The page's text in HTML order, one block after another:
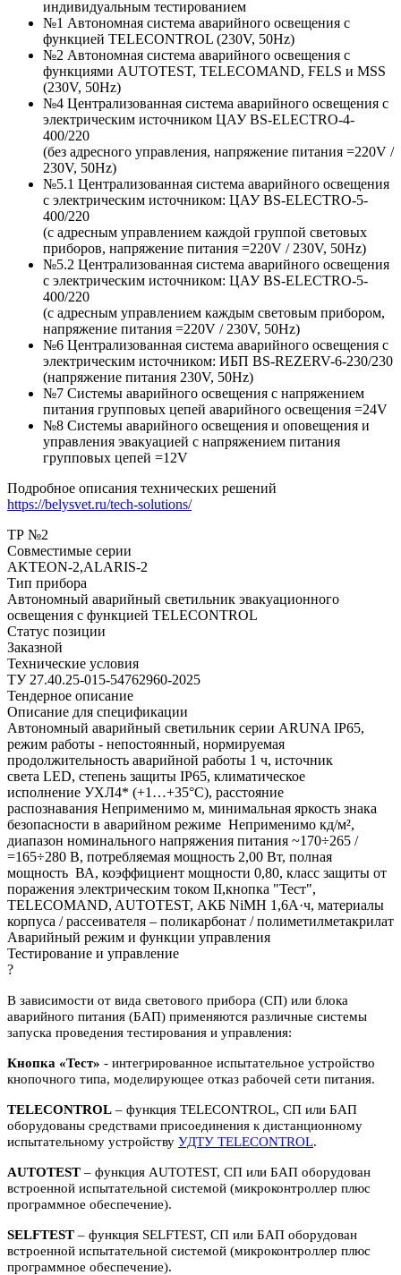
индивидуальным тестированием
№1 Автономная система аварийного освещения с
функцией TELECONTROL (230V, 50Hz)
№2 Автономная система аварийного освещения с
функциями AUTOTEST, TELECOMAND, FELS и MSS
(230V, 50Hz)
№4 Централизованная система аварийного освещения с
электрическим источником ЦАУ BS-ELECTRO-4-
400/220
(без адресного управления, напряжение питания =220V /
230V, 50Hz)
№5.1 Централизованная система аварийного освещения
с электрическим источником: ЦАУ BS-ELEСTRO-5-
400/220
(c адресным управлением каждой группой световых
приборов, напряжение питания =220V / 230V, 50Hz)
№5.2 Централизованная система аварийного освещения
с электрическим источником: ЦАУ BS-ELEСTRO-5-
400/220
(c адресным управлением каждым световым прибором,
напряжение питания =220V / 230V, 50Hz)
№6 Централизованная система аварийного освещения с
электрическим источником: ИБП BS-REZERV-6-230/230
(напряжение питания 230V, 50Hz)
№7 Системы аварийного освещения с напряжением
питания групповых цепей аварийного освещения =24V
№8 Системы аварийного освещения и оповещения и
управления эвакуацией с напряжением питания
групповых цепей =12V
Подробное описания технических решений
https://belysvet.ru/tech-solutions/
ТР №2
Совместимые серии
AKTEON-2,ALARIS-2
Тип прибора
Автономный аварийный светильник эвакуационного
освещения с функцией TELECONTROL
Статус позиции
Заказной
Технические условия
ТУ 27.40.25-015-54762960-2025
Тендерное описание
Описание для спецификации
Автономный аварийный светильник серии ARUNA IP65,
режим работы - непостоянный, нормируемая
продолжительность аварийной работы 1 ч, источник
света LED, степень защиты IP65, климатическое
исполнение УХЛ4* (+1…+35°C), расстояние
распознавания Неприменимо м, минимальная яркость знака
безопасности в аварийном режиме Неприменимо кд/м²,
диапазон номинального напряжения питания ~170÷265 /
=165÷280 В, потребляемая мощность 2,00 Вт, полная
мощность ВА, коэффициент мощности 0,80, класс защиты от
поражения электрическим током II,кнопка "Тест",
TELECOMAND, AUTOTEST, АКБ NiMH 1,6А·ч, материалы
корпуса / рассеивателя – поликарбонат / полиметилметакрилат
Аварийный режим и функции управления
Тестирование и управление
?
В зависимости от вида светового прибора (СП) или блока
аварийного питания (БАП) применяются различные системы
запуска проведения тестирования и управления:
Кнопка «Тест» - интегрированное испытательное устройство
кнопочного типа, моделирующее отказ рабочей сети питания.
TELECONTROL – функция TELECONTROL, СП или БАП
оборудованы средствами присоединения к дистанционному
испытательному устройству УДТУ TELECONTROL.
AUTOTEST – функция AUTOTEST, СП или БАП оборудован
встроенной испытательной системой (микроконтроллер плюс
программное обеспечение).
SELFTEST – функция SELFTEST, СП или БАП оборудован
встроенной испытательной системой (микроконтроллер плюс
программное обеспечение).